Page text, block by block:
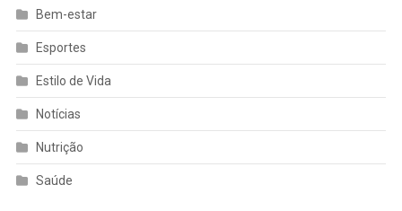
Bem-estar
Esportes
Estilo de Vida
Notícias
Nutrição
Saúde